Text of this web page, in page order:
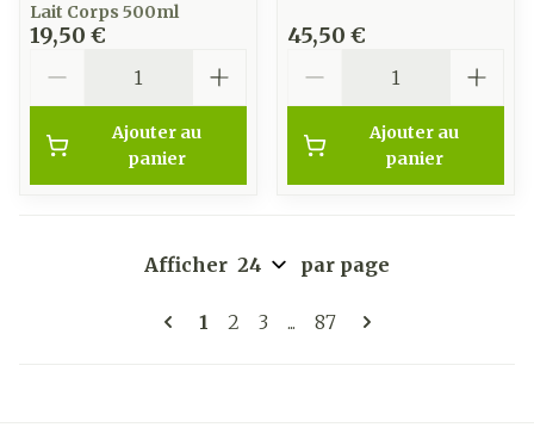
Lait Corps 500ml
19,50 €
Ajouter au
panier
45,50 €
Ajouter au
panier
Pages
Vous lisez actuellement la page
1 Page
2 Page
3 ... Page
87
Afficher par page